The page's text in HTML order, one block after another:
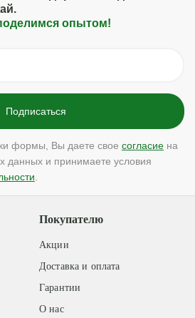
опытом!
формы, Вы даете свое согласие на
данных и принимаете условия
Покупателю
Акции
Доставка и оплата
Гарантии
О нас